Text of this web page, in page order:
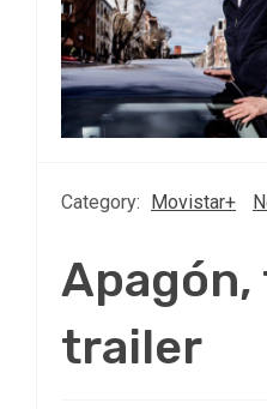
Category: Movistar+
Apagón,
trailer